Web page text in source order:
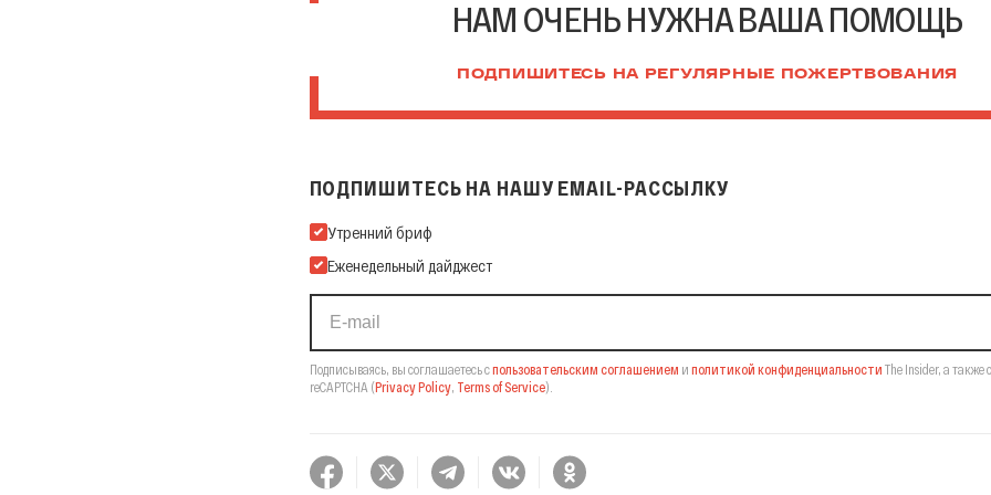
НАМ ОЧЕНЬ НУЖНА ВАША ПОМОЩЬ
ПОДПИШИТЕСЬ НА РЕГУЛЯРНЫЕ ПОЖЕРТВОВАНИЯ
ПОДПИШИТЕСЬ НА НАШУ EMAIL-РАССЫЛКУ
Подпишитесь на нашу Email-рассылку
Утренний бриф
Еженедельный дайджест
Подписываясь, вы соглашаетесь спользовательским соглашением и политикой конфиденциальности The Insider, а также
reCAPTCHA (Privacy Policy, Terms of Service).